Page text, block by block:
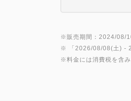
※販売期間：2024/08/
※ 「 2026/08/08(土) -
※料金には消費税を含